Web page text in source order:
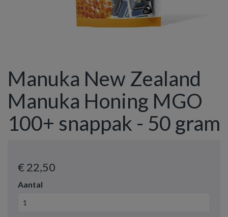
Manuka New Zealand
Manuka Honing MGO
100+ snappak - 50 gram
€ 22,50
Aantal